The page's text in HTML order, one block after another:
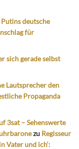
deutsche
für
sich gerade selbst
Lautsprecher den
Propaganda
3sat – Sehenswerte
zu Regisseur
Vater und ich‘: